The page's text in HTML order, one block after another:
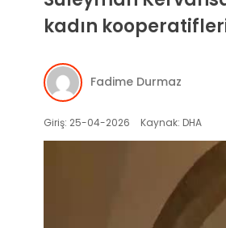
kadın
Fadime Durmaz
Giriş: 25-04-2026 Kaynak: DHA